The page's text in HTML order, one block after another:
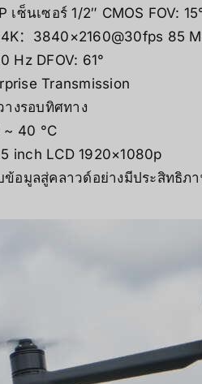
เซ็นเซอร์ 1/2″ CMOS FOV:
：3840×2160@30fps 85
Hz DFOV: 61°
Transmission
งรอบทิศทาง
40 °C
inch LCD 1920×1080p
ข้อมูลสู่คลาวด์อย่างมีประสิทธิภ